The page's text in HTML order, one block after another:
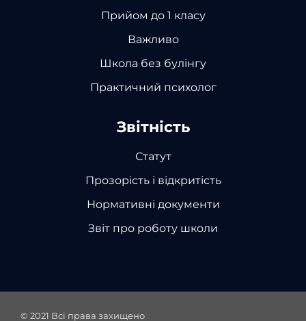
Прийом до 1 класу
Важливо
Школа без булінгу
Практичний психолог
Звітність
Статут
Прозорість і відкритість
Нормативні документи
Звіт про роботу школи
© 2021 Всі права захищено